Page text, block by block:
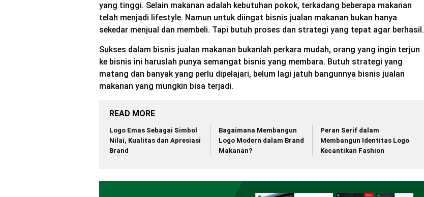
yang tinggi. Selain makanan adalah kebutuhan pokok, terkadang beberapa makanan
telah menjadi lifestyle. Namun untuk diingat bisnis jualan makanan bukan hanya
sekedar menjual dan membeli. Tapi butuh proses dan strategi yang tepat agar berhasil.
Sukses dalam bisnis jualan makanan bukanlah perkara mudah, orang yang ingin terjun
ke bisnis ini haruslah punya semangat bisnis yang membara. Butuh strategi yang
matang dan banyak yang perlu dipelajari, belum lagi jatuh bangunnya bisnis jualan
makanan yang mungkin bisa terjadi.
READ MORE
Logo Emas Sebagai Simbol
Nilai, Kualitas dan Apresiasi
Brand
Bagaimana Membangun
Logo Modern dalam Brand
Makanan?
Peran Serif dalam
Membangun Identitas Logo
Kecantikan Fashion